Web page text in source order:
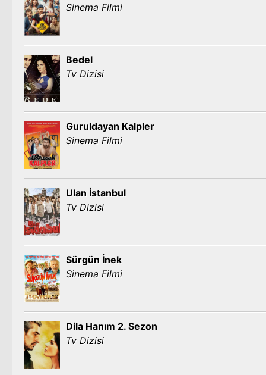
Sinema Filmi
Bedel
Tv Dizisi
Guruldayan Kalpler
Sinema Filmi
Ulan İstanbul
Tv Dizisi
Sürgün İnek
Sinema Filmi
Dila Hanım 2. Sezon
Tv Dizisi